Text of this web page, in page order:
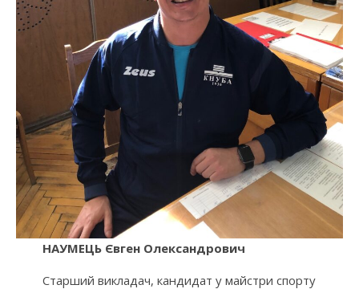
НАУМЕЦЬ Євген Олександрович
Старший викладач, кандидат у майстри спорту